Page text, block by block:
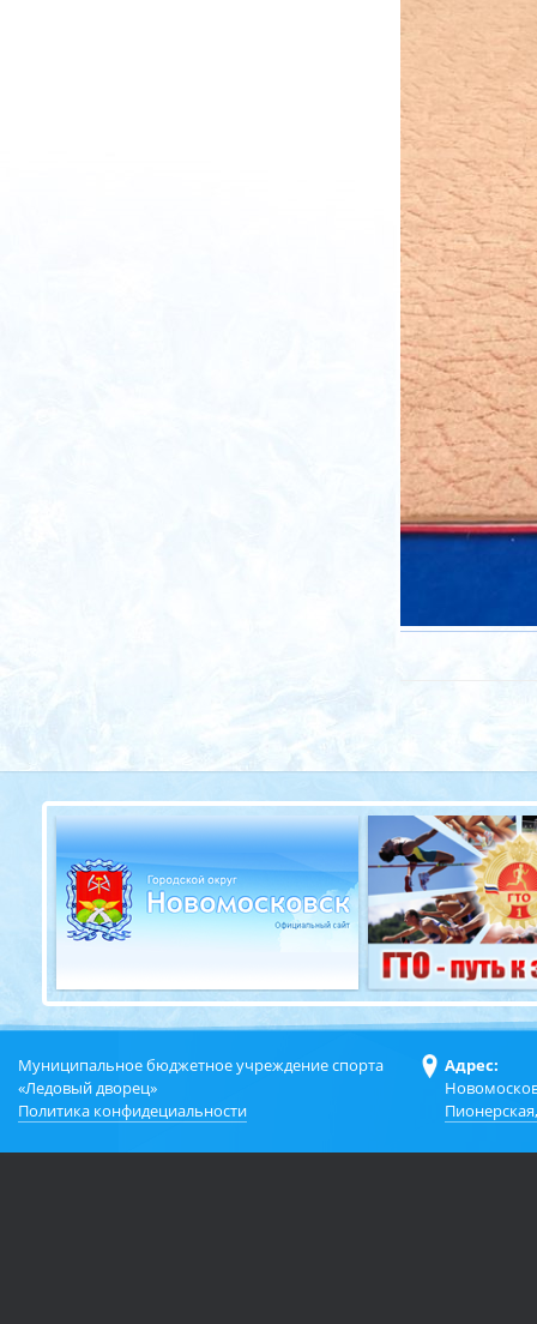
Муниципальное бюджетное учреждение спорта
«Ледовый дворец»
Политика конфидециальности
Адрес: